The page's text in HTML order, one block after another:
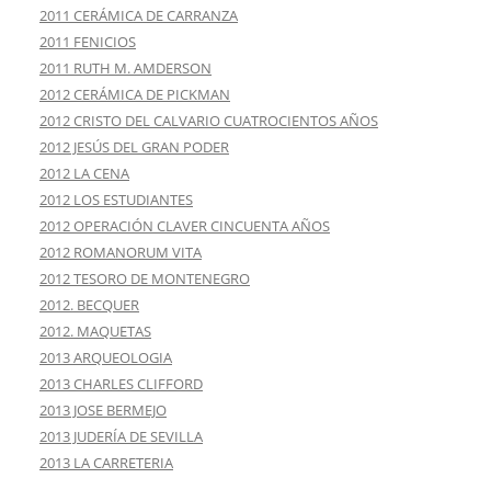
2011 CERÁMICA DE CARRANZA
2011 FENICIOS
2011 RUTH M. AMDERSON
2012 CERÁMICA DE PICKMAN
2012 CRISTO DEL CALVARIO CUATROCIENTOS AÑOS
2012 JESÚS DEL GRAN PODER
2012 LA CENA
2012 LOS ESTUDIANTES
2012 OPERACIÓN CLAVER CINCUENTA AÑOS
2012 ROMANORUM VITA
2012 TESORO DE MONTENEGRO
2012. BECQUER
2012. MAQUETAS
2013 ARQUEOLOGIA
2013 CHARLES CLIFFORD
2013 JOSE BERMEJO
2013 JUDERÍA DE SEVILLA
2013 LA CARRETERIA